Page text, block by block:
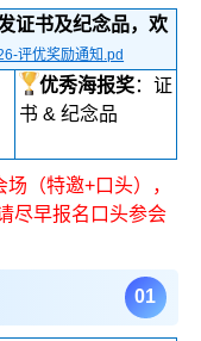
证书及纪念品，欢
评优奖励通知.pd
优秀海报奖：证
书 & 纪念品
（特邀+口头），
尽早报名口头参会
01